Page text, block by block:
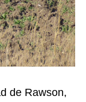
de Rawson,